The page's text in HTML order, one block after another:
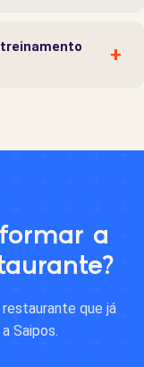
servidor local,
de infraestrutura.
+
a
que já
Saipos.